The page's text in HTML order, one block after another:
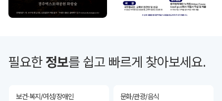
필요한정보를 쉽고 빠르게 찾아보세요.
투자유치 공공데이터&통계
산림 해양/수산
보건·복지/여성/장애인 문화/관광/음식